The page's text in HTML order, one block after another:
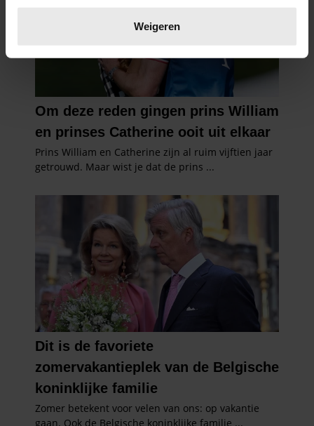
verwerkt en stel uw voorkeuren in het
intrekken in de Cookieverklaring.
We gebruiken cookies om content en advertenties te
personaliseren, om functies voor social media te bieden
en om ons websiteverkeer te analyseren. Ook delen we
informatie over uw gebruik van onze site met onze
partners voor social media, adverteren en analyse. Deze
partners kunnen deze gegevens combineren met andere
verzameld op basis van uw gebruik van hun services. U
gaat akkoord met onze cookies als u onze website blijft
gebruiken.
Weigeren